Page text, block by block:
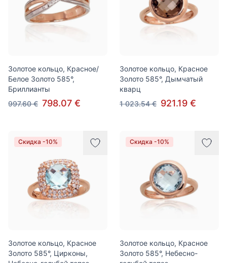
Золотое кольцо, Красное/
Белое Золото 585°,
Бриллианты
997.60 € 798.07 €
Золотое кольцо, Красное
Золото 585°, Дымчатый
кварц
1 023.54 € 921.19 €
Скидка -10%
Золотое кольцо, Красное
Золото 585°, Цирконы,
Скидка -10%
Золотое кольцо, Красное
Золото 585°, Небесно-